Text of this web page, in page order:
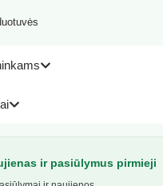
ir pasiūlymus pirmieji